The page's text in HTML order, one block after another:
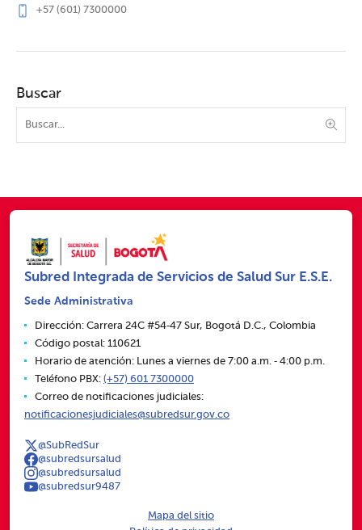
+57 (601) 7300000
Buscar
Subred Integrada de Servicios de Salud Sur E.S.E.
Sede Administrativa
Dirección: Carrera 24C #54‑47 Sur, Bogotá D.C., Colombia
Código postal: 110621
Horario de atención: Lunes a viernes de 7:00 a.m. ‑ 4:00 p.m.
Teléfono PBX: (+57) 601 7300000
Correo de notificaciones judiciales:
notificacionesjudiciales@subredsur.gov.co
@SubRedSur
@subredsursalud
@subredsursalud
@subredsur9487
Mapa del sitio